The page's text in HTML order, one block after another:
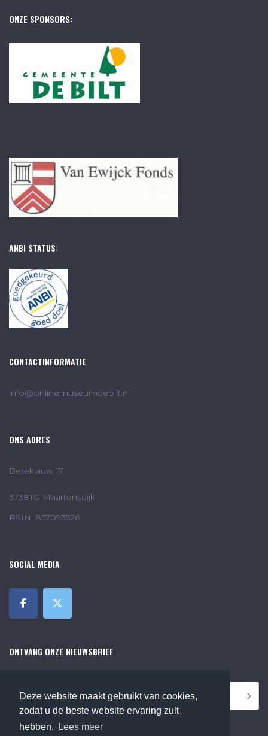
Deze website maakt gebruikt van cookies,
zodat u de beste website ervaring zult
hebben.
Lees meer
ONZE SPONSORS:
ANBI STATUS:
CONTACTINFORMATIE
info@onlinemuseumdebilt.nl
ONS ADRES
Bereklauw 17
3738TG Maartensdijk
RSIN: 857093526
SOCIAL MEDIA
ONTVANG ONZE NIEUWSBRIEF